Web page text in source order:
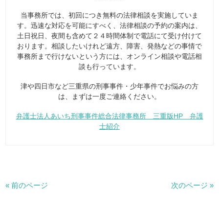
当事務所では、初回につき無料の法律相談を実施していま
す。迅速な対応を可能にすべく、法律相談の予約の案内は、
土日祝日、夜間も含めて２４時間体制で電話にて受け付けて
おります。相談したいけれど遠方、障害、発熱などの事情で
事務所まで行けないという方には、オンライン相談や電話相
談も行っています。
津や四日市など三重県の刑事事件・少年事件でお悩みの方
は、まずは一度ご連絡ください。
弁護士法人あいち刑事事件総合法律事務所 三重版HP 弁護
士紹介
« 前のページ 次のページ »